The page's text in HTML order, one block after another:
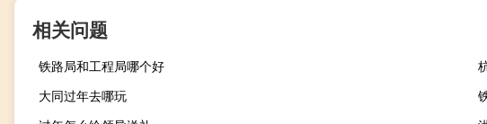
相关问题
铁路局和工程局哪个好
大同过年去哪玩